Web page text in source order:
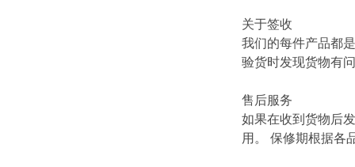
关于签收
我们的每件产品都
验货时发现货物有
售后服务
如果在收到货物后
用。 保修期根据各